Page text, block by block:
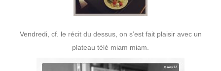
Vendredi, cf. le récit du dessus, on s’est fait plaisir avec un
plateau télé miam miam.